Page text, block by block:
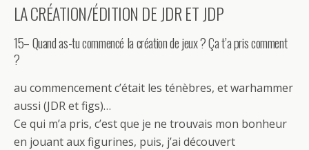
LA CRÉATION/ÉDITION DE JDR ET JDP
15– Quand as-tu commencé la création de jeux ? Ça t’a pris comment
?
au commencement c’était les ténèbres, et warhammer
aussi (JDR et figs)…
Ce qui m’a pris, c’est que je ne trouvais mon bonheur
en jouant aux figurines, puis, j’ai découvert